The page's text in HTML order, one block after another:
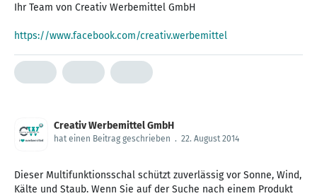
Ihr Team von Creativ Werbemittel GmbH
https://www.facebook.com/creativ.werbemittel
Creativ Werbemittel GmbH
hat einen Beitrag geschrieben . 22. August 2014
Dieser Multifunktionsschal schützt zuverlässig vor Sonne, Wind,
Kälte und Staub. Wenn Sie auf der Suche nach einem Produkt